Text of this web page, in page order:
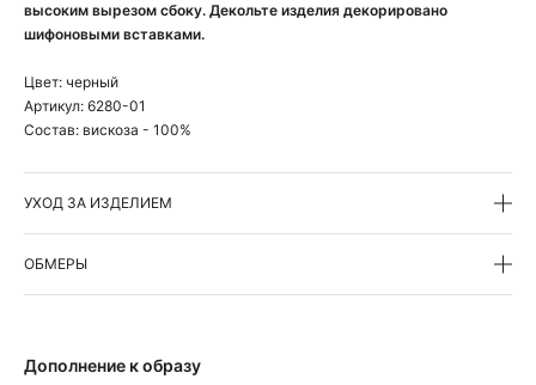
высоким вырезом сбоку. Декольте изделия декорировано
шифоновыми вставками.
Цвет: черный
Артикул: 6280-01
Состав: вискоза - 100%
УХОД ЗА ИЗДЕЛИЕМ
ОБМЕРЫ
Дополнение к образу